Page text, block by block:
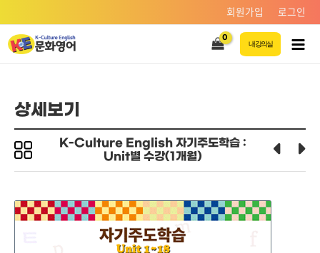
건너뛰기
회원가입 로그인
내 강의실
상세보기
K-Culture English 자기주도학습 :
Unit별 수강(1개월)